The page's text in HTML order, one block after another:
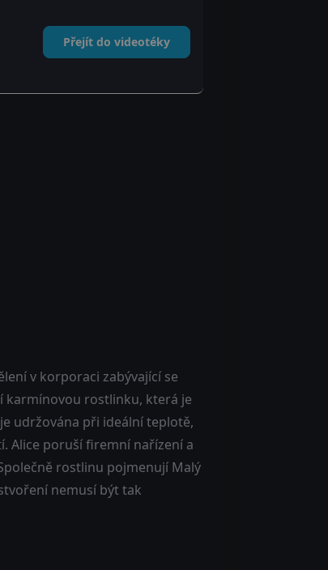
Přejít do videotéky
v korporaci zabývající se
karmínovou rostlinku, která je
udržována při ideální teplotě,
Alice poruší firemní nařízení a
rostlinu pojmenují Malý
nemusí být tak